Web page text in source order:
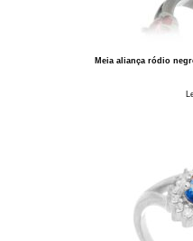
Meia aliança ródio